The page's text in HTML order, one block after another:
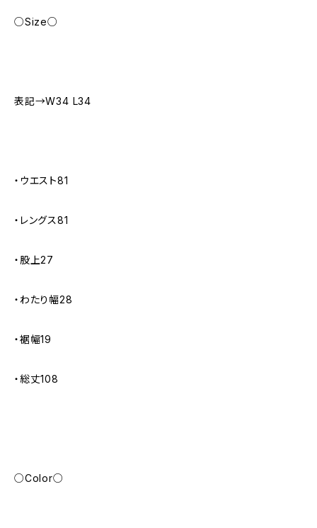
○Size○
表記→W34 L34
・ウエスト81
・レングス81
・股上27
・わたり幅28
・裾幅19
・総丈108
○Color○